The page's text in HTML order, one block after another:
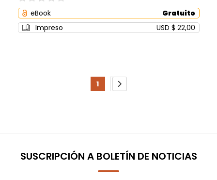
0%
eBook
Gratuito
Impreso
USD $ 22,00
Page
You're
page
1
Page
2
Page
Siguiente
SUSCRIPCIÓN A BOLETÍN DE NOTICIAS